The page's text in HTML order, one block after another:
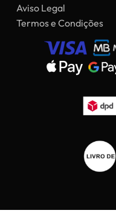
Ver Carrinho
Aviso Legal
Termos e Condições